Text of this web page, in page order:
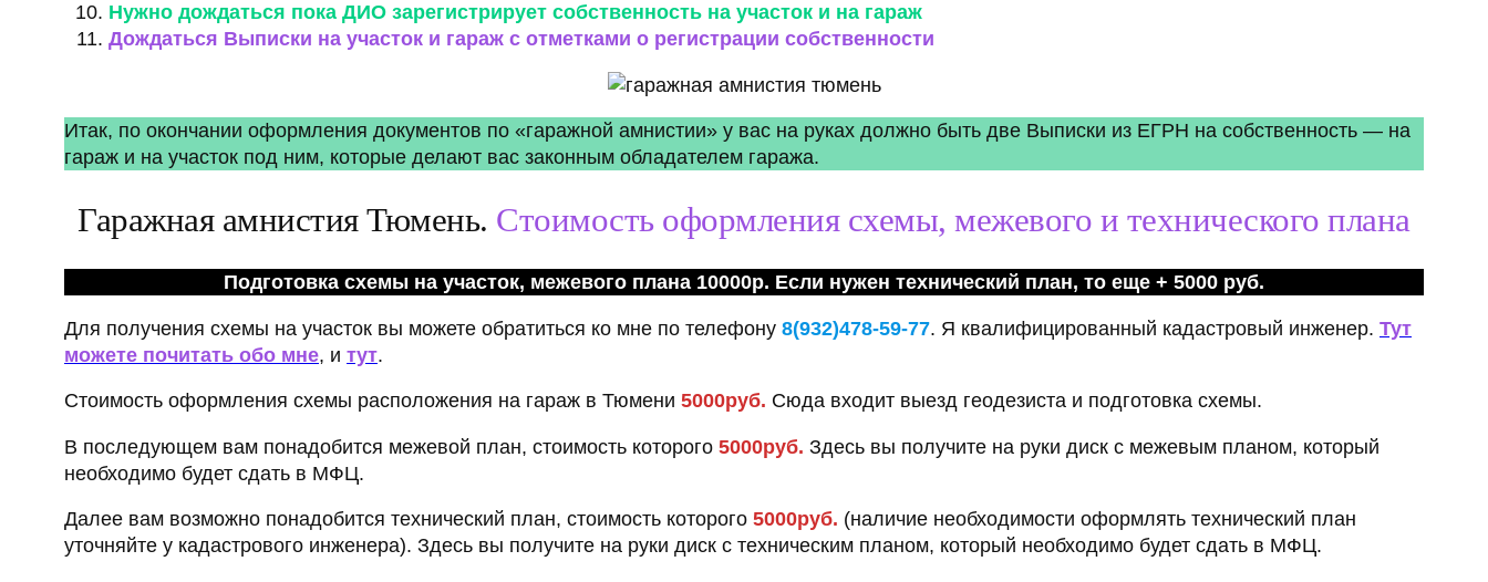
Нужно дождаться пока ДИО зарегистрирует собственность на участок и на гараж
Дождаться Выписки на участок и гараж с отметками о регистрации собственности
Итак, по окончании оформления документов по «гаражной амнистии» у вас на руках должно быть две Выписки из ЕГРН на собственность — на
гараж и на участок под ним, которые делают вас законным обладателем гаража.
Гаражная амнистия Тюмень. Стоимость оформления схемы, межевого и технического плана
Подготовка схемы на участок, межевого плана 10000р. Если нужен технический план, то еще + 5000 руб.
Для получения схемы на участок вы можете обратиться ко мне по телефону 8(932)478-59-77. Я квалифицированный кадастровый инженер. Тут
можете почитать обо мне, и тут.
Стоимость оформления схемы расположения на гараж в Тюмени 5000руб. Сюда входит выезд геодезиста и подготовка схемы.
В последующем вам понадобится межевой план, стоимость которого 5000руб. Здесь вы получите на руки диск с межевым планом, который
необходимо будет сдать в МФЦ.
Далее вам возможно понадобится технический план, стоимость которого 5000руб. (наличие необходимости оформлять технический план
уточняйте у кадастрового инженера). Здесь вы получите на руки диск с техническим планом, который необходимо будет сдать в МФЦ.